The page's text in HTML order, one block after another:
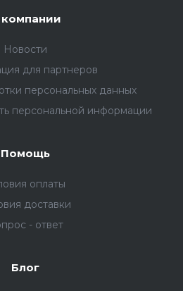
Новости
для партнеров
персональных данных
персональной информации
Помощь
оплаты
доставки
- ответ
Блог